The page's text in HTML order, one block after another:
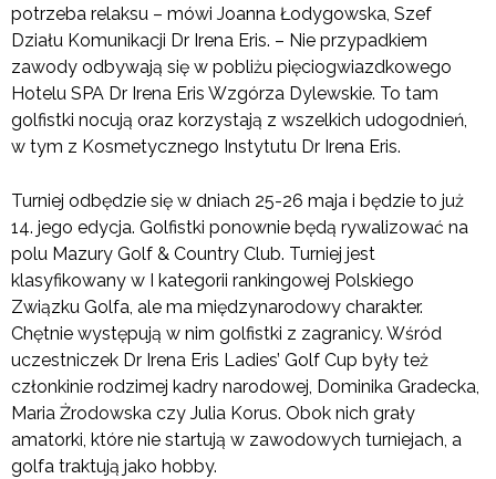
potrzeba relaksu – mówi Joanna Łodygowska, Szef
Działu Komunikacji Dr Irena Eris. – Nie przypadkiem
zawody odbywają się w pobliżu pięciogwiazdkowego
Hotelu SPA Dr Irena Eris Wzgórza Dylewskie. To tam
golfistki nocują oraz korzystają z wszelkich udogodnień,
w tym z Kosmetycznego Instytutu Dr Irena Eris.
Turniej odbędzie się w dniach 25-26 maja i będzie to już
14. jego edycja. Golfistki ponownie będą rywalizować na
polu Mazury Golf & Country Club. Turniej jest
klasyfikowany w I kategorii rankingowej Polskiego
Związku Golfa, ale ma międzynarodowy charakter.
Chętnie występują w nim golfistki z zagranicy. Wśród
uczestniczek Dr Irena Eris Ladies’ Golf Cup były też
członkinie rodzimej kadry narodowej, Dominika Gradecka,
Maria Żrodowska czy Julia Korus. Obok nich grały
amatorki, które nie startują w zawodowych turniejach, a
golfa traktują jako hobby.